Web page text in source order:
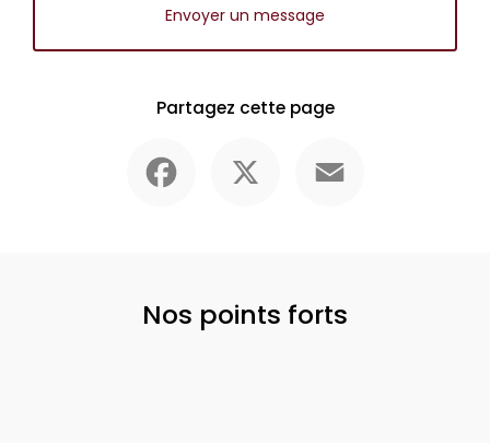
Envoyer un message
Partagez cette page
Nos points forts